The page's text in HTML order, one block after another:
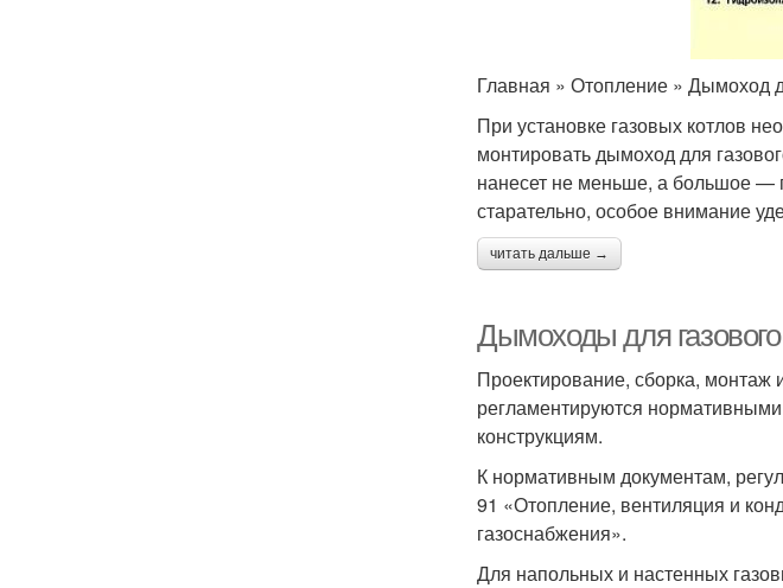
Главная » Отопление » Дымоход
При установке газовых котлов
монтировать дымоход для
нанесет не меньше, а большое —
старательно, особое внимание
читать дальше →
Дымоходы для
Проектирование, сборка, монтаж
регламентируются
конструкциям.
К нормативным документам,
91 «Отопление, вентиляция и
газоснабжения».
Для напольных и настенных